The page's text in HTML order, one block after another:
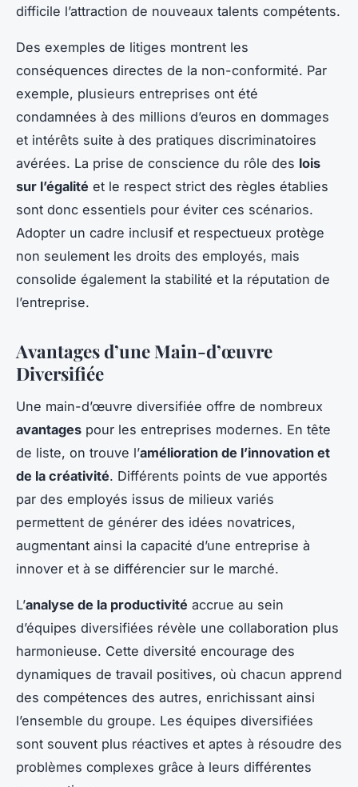
difficile l’attraction de nouveaux talents compétents.
Des exemples de litiges montrent les
conséquences directes de la non-conformité. Par
exemple, plusieurs entreprises ont été
condamnées à des millions d’euros en dommages
et intérêts suite à des pratiques discriminatoires
avérées. La prise de conscience du rôle des lois
sur l’égalité et le respect strict des règles établies
sont donc essentiels pour éviter ces scénarios.
Adopter un cadre inclusif et respectueux protège
non seulement les droits des employés, mais
consolide également la stabilité et la réputation de
l’entreprise.
Avantages d’une Main-d’œuvre
Diversifiée
Une main-d’œuvre diversifiée offre de nombreux
avantages pour les entreprises modernes. En tête
de liste, on trouve l’amélioration de l’innovation et
de la créativité. Différents points de vue apportés
par des employés issus de milieux variés
permettent de générer des idées novatrices,
augmentant ainsi la capacité d’une entreprise à
innover et à se différencier sur le marché.
L’analyse de la productivité accrue au sein
d’équipes diversifiées révèle une collaboration plus
harmonieuse. Cette diversité encourage des
dynamiques de travail positives, où chacun apprend
des compétences des autres, enrichissant ainsi
l’ensemble du groupe. Les équipes diversifiées
sont souvent plus réactives et aptes à résoudre des
problèmes complexes grâce à leurs différentes